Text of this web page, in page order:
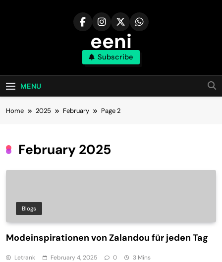
eeni
Subscribe
MENU
Home 2025 February Page 2
February 2025
Blogs
Modeinspirationen von Zalandou für jeden Tag
Letrank February 4, 2025 0 3 Mins